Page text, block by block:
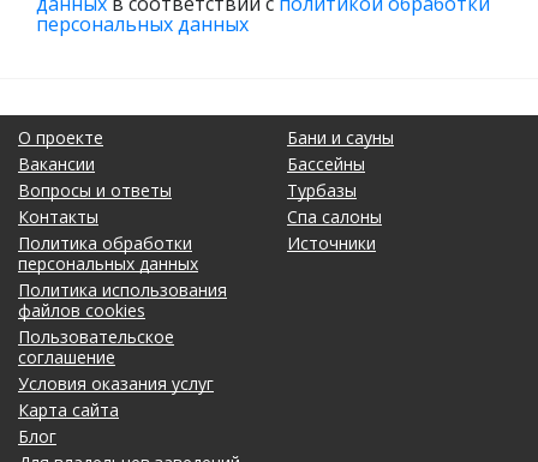
персональных данных
О проекте
Вакансии
Вопросы и ответы
Контакты
Политика обработки
персональных данных
Политика использования
файлов cookies
Пользовательское
соглашение
Условия оказания услуг
Карта сайта
Блог
Бани и сауны
Бассейны
Турбазы
Спа салоны
Источники